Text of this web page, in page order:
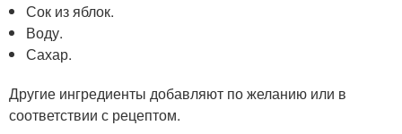
Сок из яблок.
Воду.
Сахар.
Другие ингредиенты добавляют по желанию или в
соответствии с рецептом.